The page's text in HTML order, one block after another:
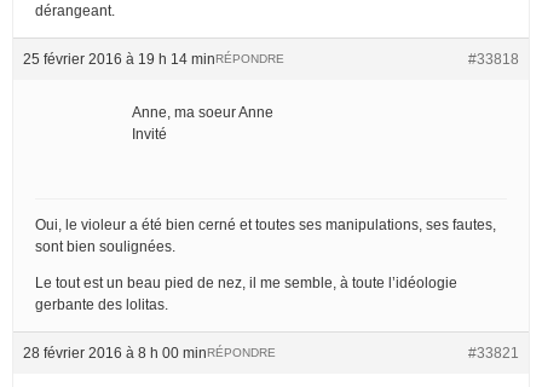
dérangeant.
25 février 2016 à 19 h 14 min #33818
RÉPONDRE
Anne, ma soeur Anne
Invité
Oui, le violeur a été bien cerné et toutes ses manipulations, ses fautes,
sont bien soulignées.
Le tout est un beau pied de nez, il me semble, à toute l’idéologie
gerbante des lolitas.
28 février 2016 à 8 h 00 min #33821
RÉPONDRE